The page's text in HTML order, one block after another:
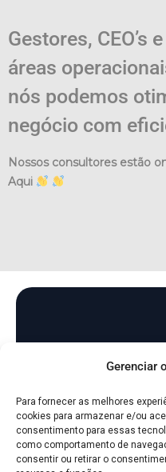
Gerenciar
Para fornecer as melhores
cookies para armazenar e/ou
consentimento para essas
como comportamento de
consentir ou retirar o
Gestores, CEO’s
áreas
nós podemos
negócio com
Nossos consultores estão
Aqui
Como podemos
contato e